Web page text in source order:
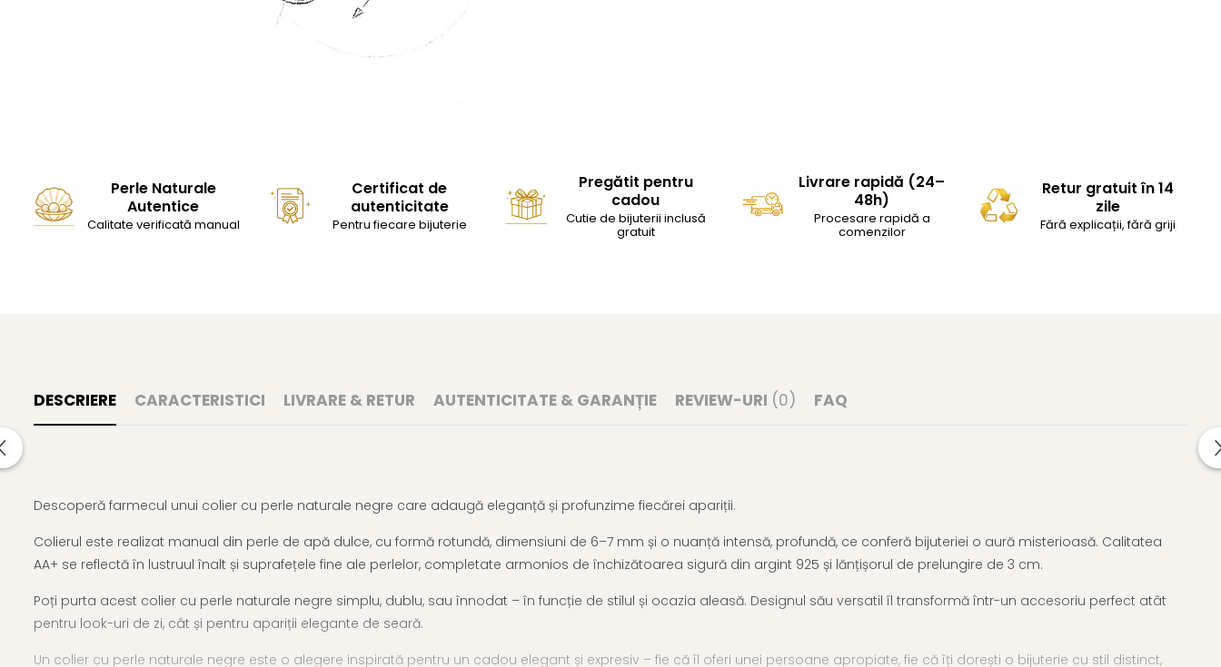
Perle Naturale
Autentice
Calitate verificată manual
Certificat de
autenticitate
Pentru fiecare bijuterie
Pregătit pentru
cadou
Cutie de bijuterii inclusă
gratuit
Livrare rapidă (24–
48h)
Procesare rapidă a
comenzilor
Retur gratuit în 14
zile
Fără explicații, fără griji
DESCRIERE CARACTERISTICI LIVRARE & RETUR AUTENTICITATE & GARANȚIE REVIEW-URI (0) FAQ
Descoperă farmecul unui colier cu perle naturale negre care adaugă eleganță și profunzime fiecărei apariții.
Colierul este realizat manual din perle de apă dulce, cu formă rotundă, dimensiuni de 6–7 mm și o nuanță intensă, profundă, ce conferă bijuteriei o aură misterioasă. Calitatea
AA+ se reflectă în lustruul înalt și suprafețele fine ale perlelor, completate armonios de închizătoarea sigură din argint 925 și lănțișorul de prelungire de 3 cm.
Poți purta acest colier cu perle naturale negre simplu, dublu, sau înnodat – în funcție de stilul și ocazia aleasă. Designul său versatil îl transformă într-un accesoriu perfect atât
pentru look-uri de zi, cât și pentru apariții elegante de seară.
Un colier cu perle naturale negre este o alegere inspirată pentru un cadou elegant și expresiv – fie că îl oferi unei persoane apropiate, fie că îți dorești o bijuterie cu stil distinct,